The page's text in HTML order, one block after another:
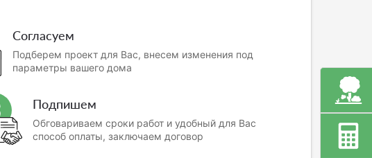
Согласуем
Подберем проект для Вас, внесем изменения под
параметры вашего дома
Подпишем
Обговариваем сроки работ и удобный для Вас
способ оплаты, заключаем договор